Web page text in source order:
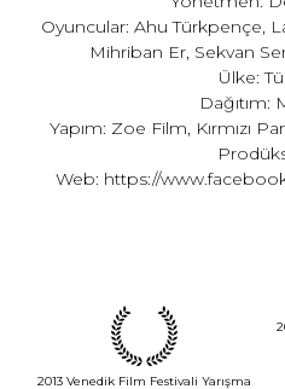
Oyuncular: Ahu Türkpençe,
Mihriban Er, Sekvan
Ülke:
Dağıtım:
Yapım: Zoe Film, Kırmızı
Web: https://
2013 Venedik Film Festivali Yarışma